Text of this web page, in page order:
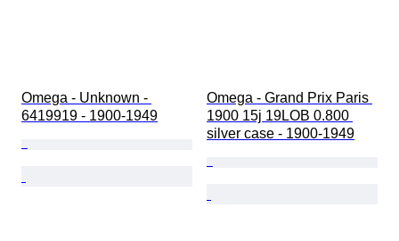
Omega - Unknown -
6419919 - 1900-1949
Omega - Grand Prix Paris
1900 15j 19LOB 0.800
silver case - 1900-1949